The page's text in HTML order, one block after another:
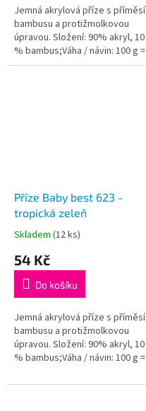
Jemná akrylová příze s příměsí
bambusu a protižmolkovou
úpravou. Složení: 90% akryl, 10
% bambus;Váha / návin: 100 g =
240 m;Doporučená velikost
Příze Baby best 623 -
tropická zeleň
Průměrné
produktu
5,0
5
hvězdiček.
Skladem (12 ks)
54 Kč
Do košíku
Jemná akrylová příze s příměsí
bambusu a protižmolkovou
úpravou. Složení: 90% akryl, 10
% bambus;Váha / návin: 100 g =
jehlic / háčku: 4 - 5...